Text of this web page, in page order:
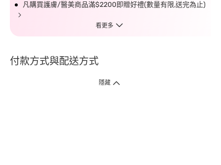
凡購買護膚/醫美商品滿$2200即贈好禮(數量有限,送完為止)
看更多
付款方式與配送方式
隱藏